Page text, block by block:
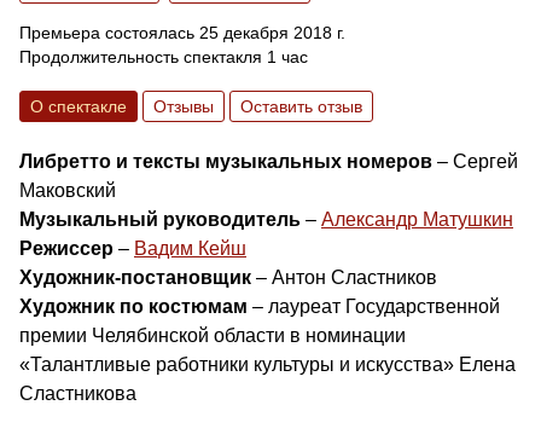
Премьера состоялась 25 декабря 2018 г.
Продолжительность спектакля 1 час
О спектакле Отзывы Оставить отзыв
Либретто и тексты музыкальных номеров – Сергей
Маковский
Музыкальный руководитель – Александр Матушкин
Режиссер – Вадим Кейш
Художник-постановщик – Антон Сластников
Художник по костюмам – лауреат Государственной
премии Челябинской области в номинации
«Талантливые работники культуры и искусства» Елена
Сластникова